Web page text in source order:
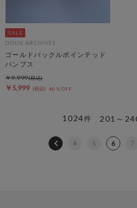
DOUX ARCHIVES
ゴールドバックルポインテッド
パンプス
￥5,999 40％OFF
￥9,999
201～
1024件
4 5 6 7